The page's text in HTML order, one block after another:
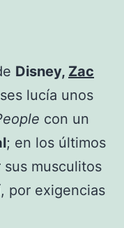
Disney, Zac
lucía unos
con un
; en los últimos
musculitos
por exigencias